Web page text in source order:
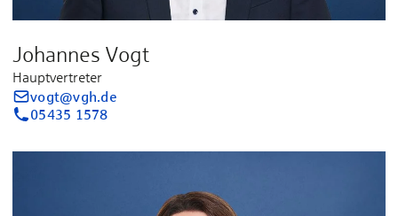
Johannes Vogt
Hauptvertreter
vogt@vgh.de
05435 1578